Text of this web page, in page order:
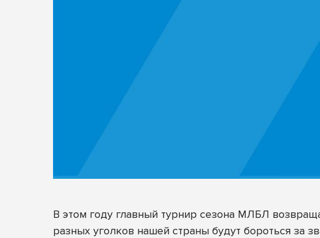
В этом году главный турнир сезона МЛБЛ
разных уголков нашей страны будут бороться за